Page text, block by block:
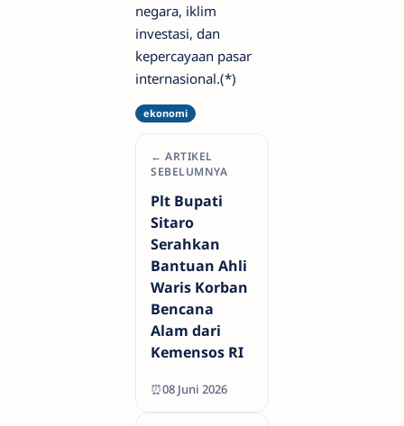
negara, iklim
investasi, dan
kepercayaan pasar
internasional.(*)
← ARTIKEL
SEBELUMNYA
Plt Bupati
Sitaro
Serahkan
Bantuan Ahli
Waris Korban
Bencana
Alam dari
Kemensos RI
⏰08 Juni 2026